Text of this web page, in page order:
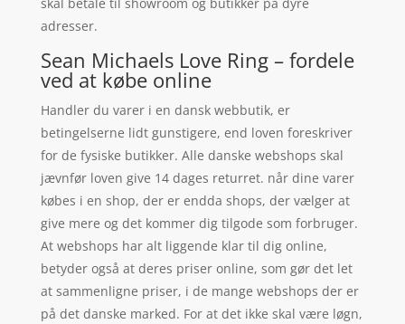
adresser.
Sean Michaels Love Ring – fordele
ved at købe online
Handler du varer i en dansk webbutik, er
betingelserne lidt gunstigere, end loven foreskriver
for de fysiske butikker. Alle danske webshops skal
jævnfør loven give 14 dages returret. når dine varer
købes i en shop, der er endda shops, der vælger at
give mere og det kommer dig tilgode som forbruger.
At webshops har alt liggende klar til dig online,
betyder også at deres priser online, som gør det let
at sammenligne priser, i de mange webshops der er
på det danske marked. For at det ikke skal være løgn,